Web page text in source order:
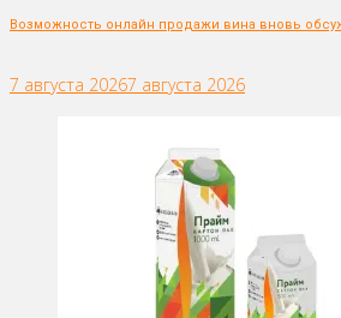
Возможность онлайн продажи вина вновь
7 августа 20267 августа 2026